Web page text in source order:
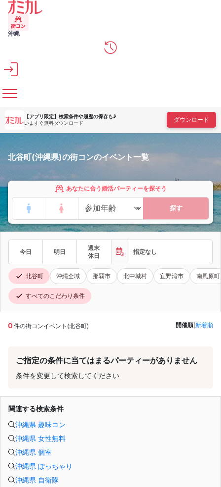
メインコンテンツへスキップ
沖縄
【アプリ限定】 検索条件や履歴の保存も♪
いますぐ無料ダウンロード
ダウンロード
北谷町(沖縄県)の街コンのイベント一覧
あなたに合う婚活パーティーを探そう
探す
今日 明日
週末
休日
指定なし
北谷町 沖縄全域 那覇市 北中城村 宜野湾市 南風原町
すべてのこだわり条件
0 件の街コンイベント(北谷町) 開催順 新着順
ご指定の条件に当てはまるパーティーがありません
条件を変更して検索してください
関連する検索条件
沖縄県 趣味コン
沖縄県 女性無料
沖縄県 個室
沖縄県 ぽっちゃり
沖縄県 自衛隊